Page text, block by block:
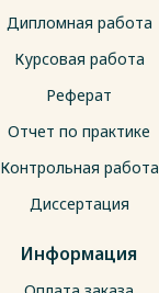
Дипломная работа
Курсовая работа
Реферат
Отчет по практике
Контрольная работа
Диссертация
Информация